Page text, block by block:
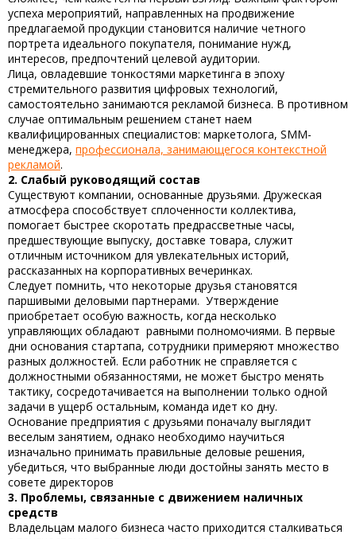
успеха мероприятий, направленных на продвижение
предлагаемой продукции становится наличие четного
портрета идеального покупателя, понимание нужд,
интересов, предпочтений целевой аудитории.
Лица, овладевшие тонкостями маркетинга в эпоху
стремительного развития цифровых технологий,
самостоятельно занимаются рекламой бизнеса. В противном
случае оптимальным решением станет наем
квалифицированных специалистов: маркетолога, SMM-
менеджера, профессионала, занимающегося контекстной
рекламой.
2. Слабый руководящий состав
Существуют компании, основанные друзьями. Дружеская
атмосфера способствует сплоченности коллектива,
помогает быстрее скоротать предрассветные часы,
предшествующие выпуску, доставке товара, служит
отличным источником для увлекательных историй,
рассказанных на корпоративных вечеринках.
Следует помнить, что некоторые друзья становятся
паршивыми деловыми партнерами. Утверждение
приобретает особую важность, когда несколько
управляющих обладают равными полномочиями. В первые
дни основания стартапа, сотрудники примеряют множество
разных должностей. Если работник не справляется с
должностными обязанностями, не может быстро менять
тактику, сосредотачивается на выполнении только одной
задачи в ущерб остальным, команда идет ко дну.
Основание предприятия с друзьями поначалу выглядит
веселым занятием, однако необходимо научиться
изначально принимать правильные деловые решения,
убедиться, что выбранные люди достойны занять место в
совете директоров
3. Проблемы, связанные с движением наличных
средств
Владельцам малого бизнеса часто приходится сталкиваться